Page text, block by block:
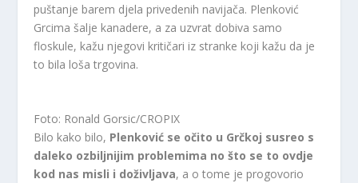
puštanje barem djela privedenih navijača. Plenković
Grcima šalje kanadere, a za uzvrat dobiva samo
floskule, kažu njegovi kritičari iz stranke koji kažu da je
to bila loša trgovina.
Foto: Ronald Gorsic/CROPIX
Bilo kako bilo, Plenković se očito u Grčkoj susreo s
daleko ozbiljnijim problemima no što se to ovdje
kod nas misli i doživljava, a o tome je progovorio